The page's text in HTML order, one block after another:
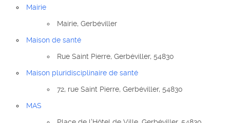
Mairie
Mairie, Gerbéviller
Maison de santé
Rue Saint Pierre, Gerbéviller, 54830
Maison pluridisciplinaire de santé
72, rue Saint Pierre, Gerbéviller, 54830
MAS